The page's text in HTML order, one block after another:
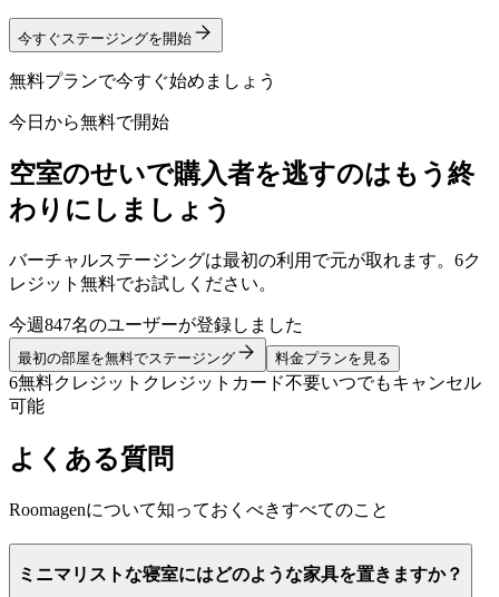
今すぐステージングを開始
無料プランで今すぐ始めましょう
今日から無料で開始
空室のせいで購入者を逃すのはもう終
わりにしましょう
バーチャルステージングは最初の利用で元が取れます。6ク
レジット無料でお試しください。
今週847名のユーザーが登録しました
最初の部屋を無料でステージング 料金プランを見る
6無料クレジット クレジットカード不要いつでもキャンセル
可能
よくある質問
Roomagenについて知っておくべきすべてのこと
ミニマリストな寝室にはどのような家具を置きますか？